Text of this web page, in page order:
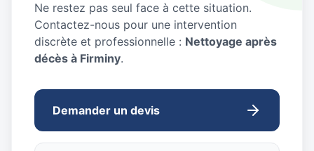
Ne restez pas seul face à cette situation.
Contactez-nous pour une intervention
discrète et professionnelle : Nettoyage après
décès à Firminy.
Demander un devis